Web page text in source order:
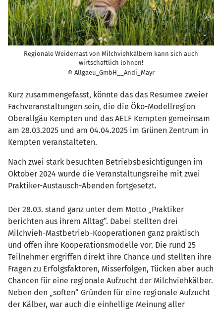
Regionale Weidemast von Milchviehkälbern kann sich auch
wirtschaftlich lohnen!
© Allgaeu_GmbH__Andi_Mayr
Kurz zusammengefasst, könnte das das Resumee zweier
Fachveranstaltungen sein, die die Öko-Modellregion
Oberallgäu Kempten und das AELF Kempten gemeinsam
am 28.03.2025 und am 04.04.2025 im Grünen Zentrum in
Kempten veranstalteten.
Nach zwei stark besuchten Betriebsbesichtigungen im
Oktober 2024 wurde die Veranstaltungsreihe mit zwei
Praktiker-Austausch-Abenden fortgesetzt.
Der 28.03. stand ganz unter dem Motto „Praktiker
berichten aus ihrem Alltag“. Dabei stellten drei
Milchvieh-Mastbetrieb-Kooperationen ganz praktisch
und offen ihre Kooperationsmodelle vor. Die rund 25
Teilnehmer ergriffen direkt ihre Chance und stellten ihre
Fragen zu Erfolgsfaktoren, Misserfolgen, Tücken aber auch
Chancen für eine regionale Aufzucht der Milchviehkälber.
Neben den „soften“ Gründen für eine regionale Aufzucht
der Kälber, war auch die einhellige Meinung aller